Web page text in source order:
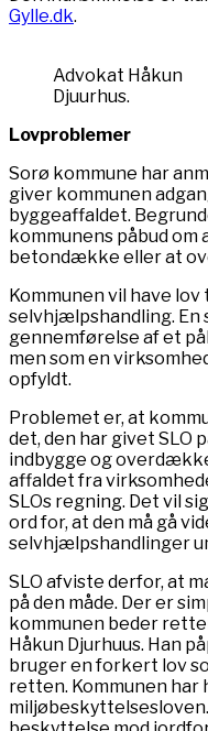
Gylle.dk.
Advokat Håkun
Djuurhus.
Lovproblemer
Sorø kommune har
giver kommunen
byggeaffaldet.
kommunens påbud
betondække eller at
Kommunen vil have
selvhjælpshandling.
gennemførelse af et
men som en
opfyldt.
Problemet er, at
det, den har givet SLO
indbygge og
affaldet fra
SLOs regning. Det vil
ord for, at den må gå
selvhjælpshandlinger
SLO afviste derfor, at
på den måde. Der er
kommunen beder
Håkun Djurhuus. Han
bruger en forkert lov
retten. Kommunen har